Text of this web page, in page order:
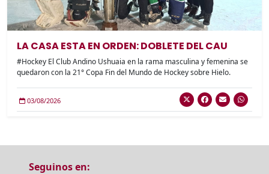
LA CASA ESTA EN ORDEN: DOBLETE DEL CAU
#Hockey El Club Andino Ushuaia en la rama masculina y femenina se
quedaron con la 21° Copa Fin del Mundo de Hockey sobre Hielo.
03/08/2026
Seguinos en: